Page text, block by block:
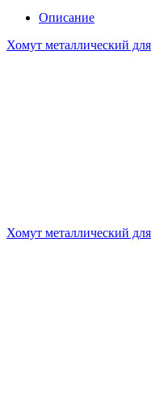
Описание
Хомут металлический
Хомут металлический